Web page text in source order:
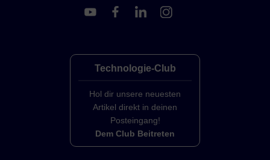
Technologie-Club
Hol dir unsere neuesten
Artikel direkt in deinen
Posteingang!
Dem Club Beitreten